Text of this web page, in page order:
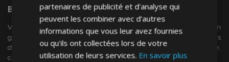
Bienvenue SurVTVAuto
VTV voiture est un détaillant européen et fournisseur en
gros d'accessoires automobiles tels que:. les enjoliveurs, les
déflecteurs de vent, housses de siège, tapis de voiture,
couvertures de chrome et cadres ...
partenaires de publicité et d'analyse qui
peuvent les combiner avec d'autres
informations que vous leur avez fournies
ou qu'ils ont collectées lors de votre
utilisation de leurs services. En savoir plus